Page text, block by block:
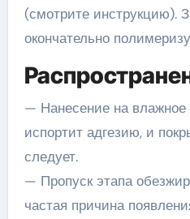
(смотрите инструкцию).
окончательно
— Нанесение на
испортит адгезию, и
следует.
— Пропуск этапа
частая причина